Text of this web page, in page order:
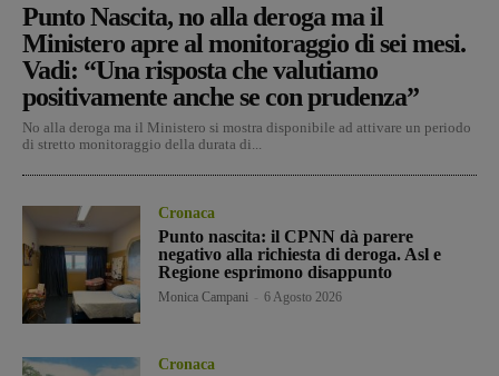
Punto Nascita, no alla deroga ma il
Ministero apre al monitoraggio di sei mesi.
Vadi: “Una risposta che valutiamo
positivamente anche se con prudenza”
No alla deroga ma il Ministero si mostra disponibile ad attivare un periodo
di stretto monitoraggio della durata di...
Cronaca
Punto nascita: il CPNN dà parere
negativo alla richiesta di deroga. Asl e
Regione esprimono disappunto
Monica Campani 6 Agosto 2026
Cronaca